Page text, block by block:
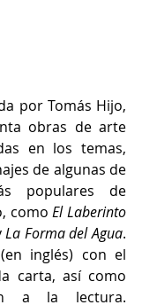
por Tomás Hijo,
obras de arte
en los temas,
de algunas de
populares de
como El Laberinto
La Forma del Agua.
inglés) con el
carta, así como
a la lectura.